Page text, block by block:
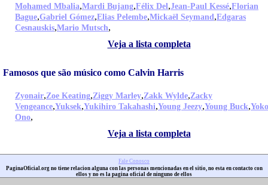
Mohamed Mbalia,Mardi Bujang,Félix Del,Jean-Paul Kessé,Florian
Bague,Gabriel Gómez,Elias Pelembe,Mickaël Seymand,Edgaras
Cesnauskis,Mario Mutsch,
Veja a lista completa
Famosos que são músico como Calvin Harris
Zyonair,Zoe Keating,Ziggy Marley,Zakk Wylde,Zacky
Vengeance,Yuksek,Yukihiro Takahashi,Young Jeezy,Young Buck,Yoko
Ono,
Veja a lista completa
Fale Conosco
PaginaOficial.org no tiene relacion alguna con las personas mencionadas en el sitio, no esta en contacto con
ellos y no es la pagina oficial de ninguno de ellos